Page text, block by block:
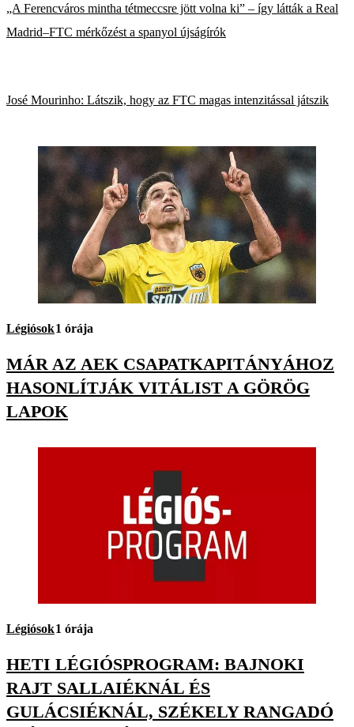
„A Ferencváros mintha tétmeccsre jött volna ki” – így látták a Real
Madrid–FTC mérkőzést a spanyol újságírók
José Mourinho: Látszik, hogy az FTC magas intenzitással játszik
Légiósok1 órája
MÁR AZ AEK CSAPATKAPITÁNYÁHOZ
HASONLÍTJÁK VITÁLIST A GÖRÖG
LAPOK
Légiósok1 órája
HETI LÉGIÓSPROGRAM: BAJNOKI
RAJT SALLAIÉKNÁL ÉS
GULÁCSIÉKNÁL, SZÉKELY RANGADÓ